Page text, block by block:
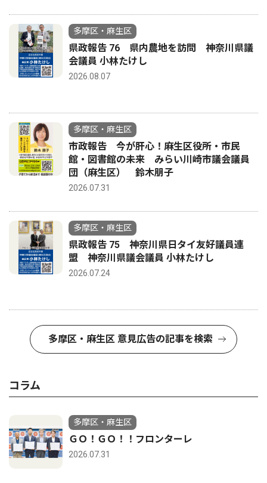
多摩区・麻生区
県政報告 76 県内農地を訪問 神奈川県議
会議員 小林たけし
2026.08.07
多摩区・麻生区
市政報告 今が肝心！麻生区役所・市民
館・図書館の未来 みらい川崎市議会議員
団（麻生区） 鈴木朋子
2026.07.31
多摩区・麻生区
県政報告 75 神奈川県日タイ友好議員連
盟 神奈川県議会議員 小林たけし
2026.07.24
多摩区・麻生区 意見広告の記事を検索
コラム
多摩区・麻生区
ＧＯ！ＧＯ！！フロンターレ
2026.07.31